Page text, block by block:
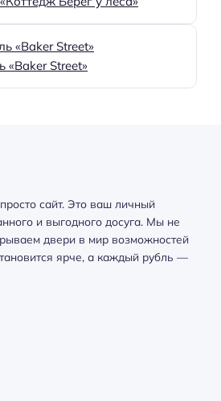
«Baker Street»
сайт. Это ваш личный
и выгодного досуга. Мы не
двери в мир возможностей
ярче, а каждый рубль —